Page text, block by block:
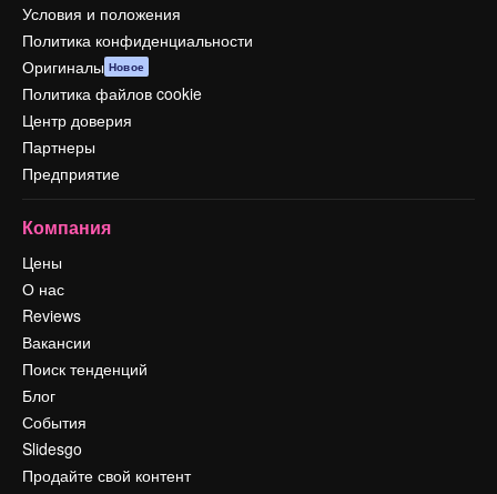
Условия и положения
Политика конфиденциальности
Оригиналы Новое
Политика файлов cookie
Центр доверия
Партнеры
Предприятие
Компания
Цены
О нас
Reviews
Вакансии
Поиск тенденций
Блог
События
Slidesgo
Продайте свой контент